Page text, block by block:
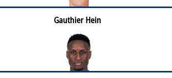
Gauthier Hein